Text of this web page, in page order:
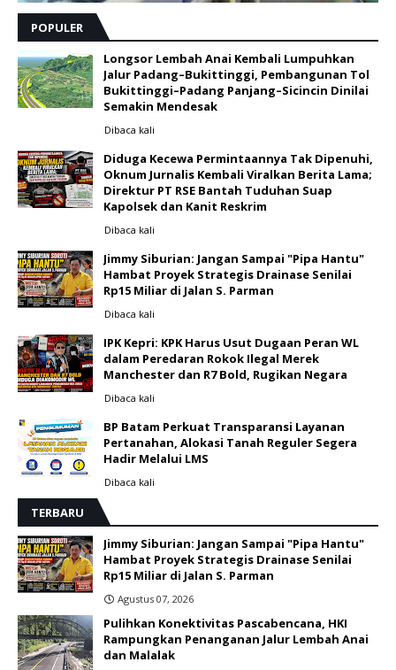
POPULER
Longsor Lembah Anai Kembali Lumpuhkan
Jalur Padang–Bukittinggi, Pembangunan Tol
Bukittinggi–Padang Panjang–Sicincin Dinilai
Semakin Mendesak
Dibaca kali
Diduga Kecewa Permintaannya Tak Dipenuhi,
Oknum Jurnalis Kembali Viralkan Berita Lama;
Direktur PT RSE Bantah Tuduhan Suap
Kapolsek dan Kanit Reskrim
Dibaca kali
Jimmy Siburian: Jangan Sampai "Pipa Hantu"
Hambat Proyek Strategis Drainase Senilai
Rp15 Miliar di Jalan S. Parman
Dibaca kali
IPK Kepri: KPK Harus Usut Dugaan Peran WL
dalam Peredaran Rokok Ilegal Merek
Manchester dan R7 Bold, Rugikan Negara
Dibaca kali
BP Batam Perkuat Transparansi Layanan
Pertanahan, Alokasi Tanah Reguler Segera
Hadir Melalui LMS
Dibaca kali
TERBARU
Jimmy Siburian: Jangan Sampai "Pipa Hantu"
Hambat Proyek Strategis Drainase Senilai
Rp15 Miliar di Jalan S. Parman
Agustus 07, 2026
Pulihkan Konektivitas Pascabencana, HKI
Rampungkan Penanganan Jalur Lembah Anai
dan Malalak